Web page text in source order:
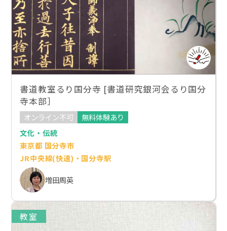
書道教室るり国分寺 [書道研究銀河会るり国分
寺本部］
オンライン不可
無料体験あり
文化・伝統
東京都 国分寺市
JR中央線(快速)・国分寺駅
増田周英
教室